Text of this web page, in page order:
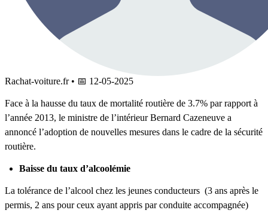
Rachat-voiture.fr • 📅 12-05-2025
Face à la hausse du taux de mortalité routière de 3.7% par rapport à
l’année 2013, le ministre de l’intérieur Bernard Cazeneuve a
annoncé l’adoption de nouvelles mesures dans le cadre de la sécurité
routière.
Baisse du taux d’alcoolémie
La tolérance de l’alcool chez les jeunes conducteurs (3 ans après le
permis, 2 ans pour ceux ayant appris par conduite accompagnée)